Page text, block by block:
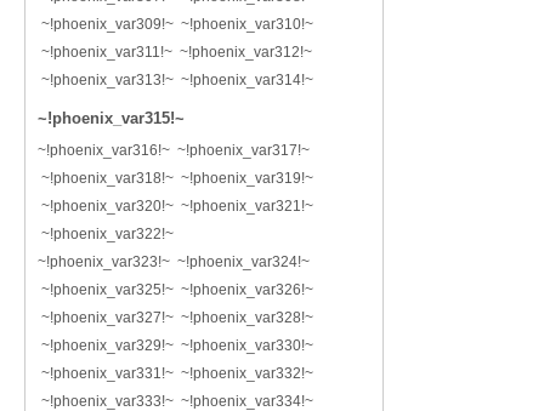
~!phoenix_var309!~ ~!phoenix_var310!~
~!phoenix_var311!~ ~!phoenix_var312!~
~!phoenix_var313!~ ~!phoenix_var314!~
~!phoenix_var315!~
~!phoenix_var316!~ ~!phoenix_var317!~
~!phoenix_var318!~ ~!phoenix_var319!~
~!phoenix_var320!~ ~!phoenix_var321!~
~!phoenix_var322!~
~!phoenix_var323!~ ~!phoenix_var324!~
~!phoenix_var325!~ ~!phoenix_var326!~
~!phoenix_var327!~ ~!phoenix_var328!~
~!phoenix_var329!~ ~!phoenix_var330!~
~!phoenix_var331!~ ~!phoenix_var332!~
~!phoenix_var333!~ ~!phoenix_var334!~